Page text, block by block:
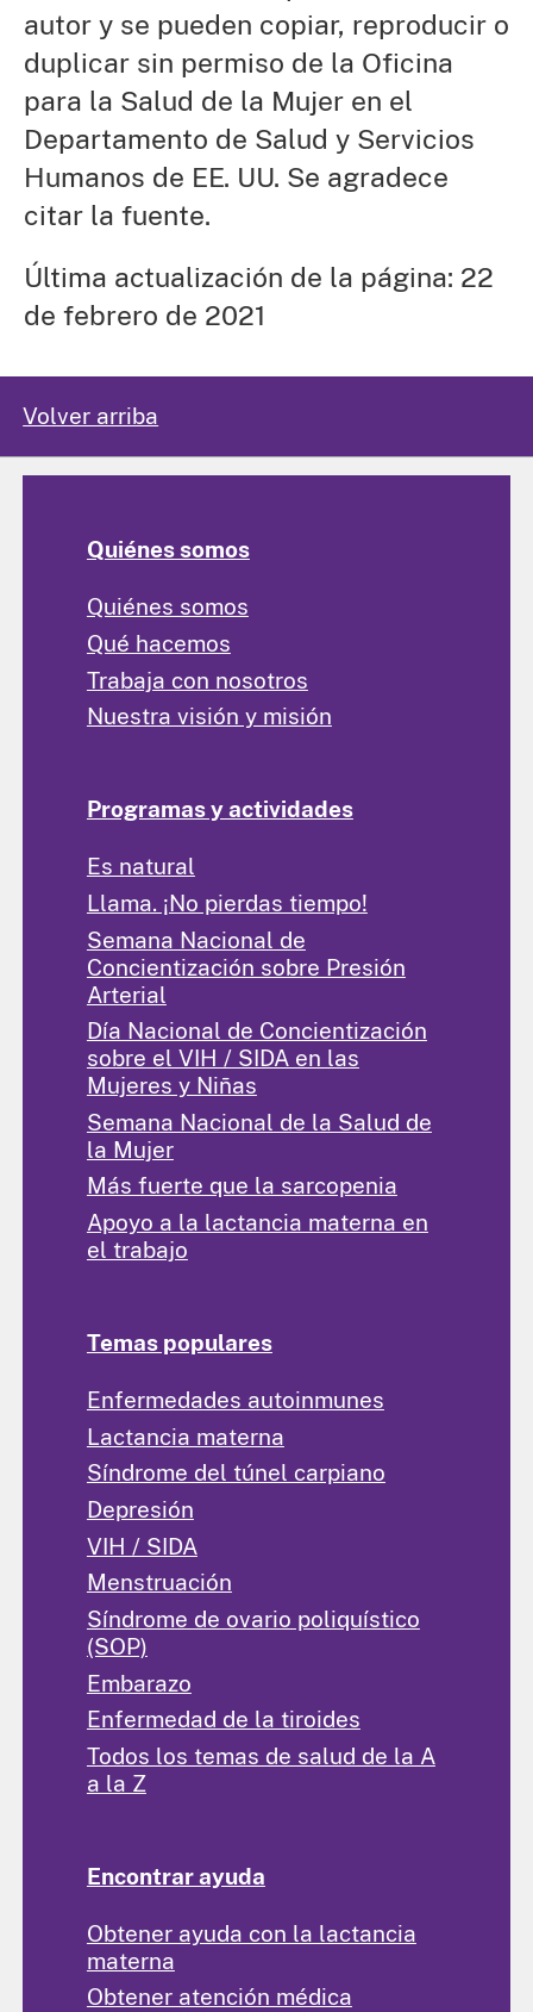
autor y se pueden copiar, reproducir o
duplicar sin permiso de la Oficina
para la Salud de la Mujer en el
Departamento de Salud y Servicios
Humanos de EE. UU. Se agradece
citar la fuente.
Última actualización de la página: 22
de febrero de 2021
Volver arriba
Quiénes somos
Quiénes somos
Qué hacemos
Trabaja con nosotros
Nuestra visión y misión
Programas y actividades
Es natural
Llama. ¡No pierdas tiempo!
Semana Nacional de
Concientización sobre Presión
Arterial
Día Nacional de Concientización
sobre el VIH / SIDA en las
Mujeres y Niñas
Semana Nacional de la Salud de
la Mujer
Más fuerte que la sarcopenia
Apoyo a la lactancia materna en
el trabajo
Temas populares
Enfermedades autoinmunes
Lactancia materna
Síndrome del túnel carpiano
Depresión
VIH / SIDA
Menstruación
Síndrome de ovario poliquístico
(SOP)
Embarazo
Enfermedad de la tiroides
Todos los temas de salud de la A
a la Z
Encontrar ayuda
Obtener ayuda con la lactancia
materna
Obtener atención médica